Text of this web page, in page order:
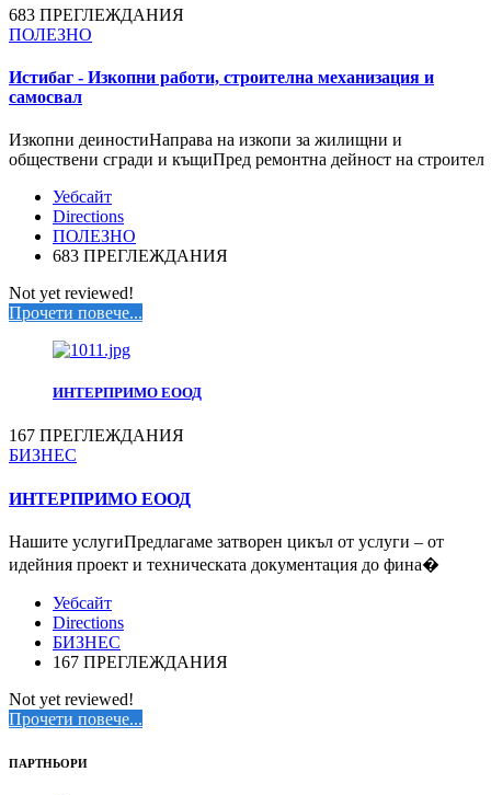
683 ПРЕГЛЕЖДАНИЯ
ПОЛЕЗНО
Истибаг - Изкопни работи, строителна механизация и
самосвал
Изкопни деиностиНаправа на изкопи за жилищни и
обществени сгради и къщиПред ремонтна дейност на строител
Уебсайт
Directions
ПОЛЕЗНО
683 ПРЕГЛЕЖДАНИЯ
Not yet reviewed!
Прочети повече...
ИНТЕРПРИМО ЕООД
167 ПРЕГЛЕЖДАНИЯ
БИЗНЕС
ИНТЕРПРИМО ЕООД
Нашите услугиПредлагаме затворен цикъл от услуги – от
идейния проект и техническата документация до фина�
Уебсайт
Directions
БИЗНЕС
167 ПРЕГЛЕЖДАНИЯ
Not yet reviewed!
Прочети повече...
ПАРТНЬОРИ